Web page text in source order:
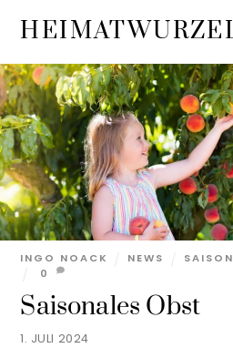
content
1. JULI 2024
Saisonales Obst
INGO NOACK NEWS
0